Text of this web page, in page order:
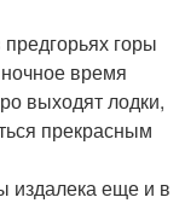
предгорьях горы
время
выходят лодки,
прекрасным
издалека еще и в